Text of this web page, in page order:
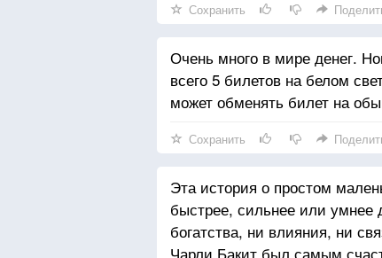
Сохранить
Очень много в мире денег.
всего 5 билетов на белом
может обменять билет на
Сохранить
Эта история о простом
быстрее, сильнее или умнее
богатства, ни влияния, ни
Чарли Бакит был самым